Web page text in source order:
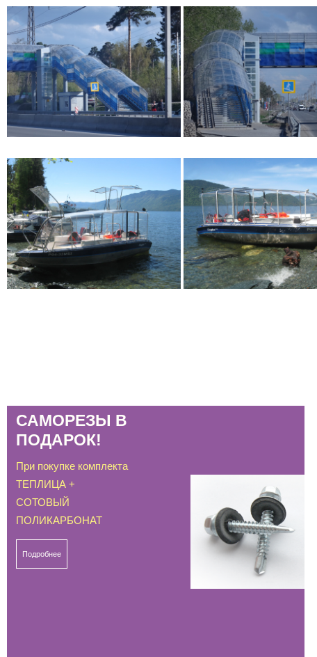
САМОРЕЗЫ В
ПОДАРОК!
При покупке комплекта
ТЕПЛИЦА +
СОТОВЫЙ
ПОЛИКАРБОНАТ
Подробнее